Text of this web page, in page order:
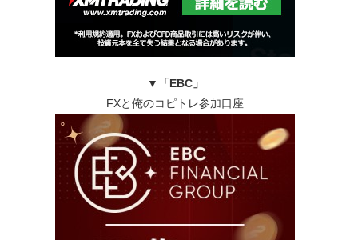
▼
「EBC」
FXと俺のコピトレ参加口座